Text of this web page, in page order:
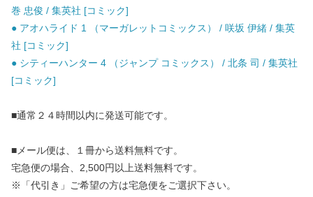
巻 忠俊 / 集英社 [コミック]
● アオハライド 1 （マーガレットコミックス） / 咲坂 伊緒 / 集英
社 [コミック]
● シティーハンター 4 （ジャンプ コミックス） / 北条 司 / 集英社
[コミック]
■通常２４時間以内に発送可能です。
■メール便は、１冊から送料無料です。
宅急便の場合、2,500円以上送料無料です。
※「代引き」ご希望の方は宅急便をご選択下さい。